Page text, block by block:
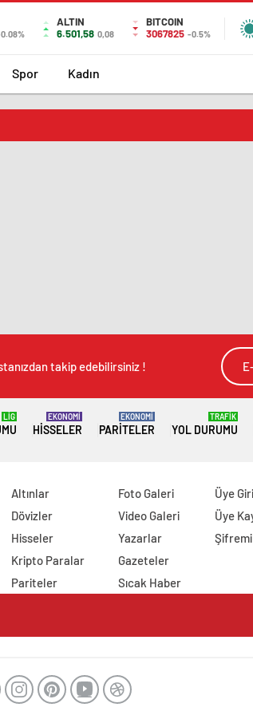
ALTIN
6.501,58 0,08
BITCOIN
3067825 -0.5%
Spor Kadın
takip edebilirsiniz !
LİG
HISSELER
EKONOMİ
PARITELER
EKONOMİ
YOL DURUMU
TRAFİK
Altınlar
Dövizler
Hisseler
Kripto Paralar
Pariteler
Foto Galeri
Video Galeri
Yazarlar
Gazeteler
Sıcak Haber
Üye
Üye